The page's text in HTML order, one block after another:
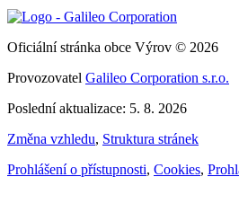
Oficiální stránka obce Výrov © 2026
Provozovatel Galileo Corporation s.r.o.
Poslední aktualizace: 5. 8. 2026
Změna vzhledu, Struktura stránek
Prohlášení o přístupnosti, Cookies,